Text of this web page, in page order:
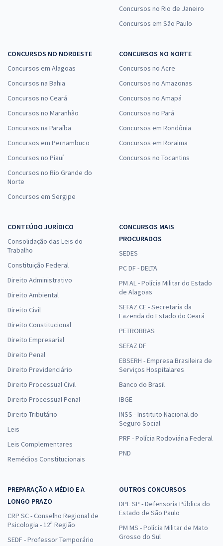
Concursos no Rio de Janeiro
Concursos em São Paulo
CONCURSOS NO NORDESTE
Concursos em Alagoas
Concursos na Bahia
Concursos no Ceará
Concursos no Maranhão
Concursos na Paraíba
Concursos em Pernambuco
Concursos no Piauí
Concursos no Rio Grande do
Norte
Concursos em Sergipe
CONCURSOS NO NORTE
Concursos no Acre
Concursos no Amazonas
Concursos no Amapá
Concursos no Pará
Concursos em Rondônia
Concursos em Roraima
Concursos no Tocantins
CONTEÚDO JURÍDICO
Consolidação das Leis do
Trabalho
Constituição Federal
Direito Administrativo
Direito Ambiental
Direito Civil
Direito Constitucional
Direito Empresarial
Direito Penal
Direito Previdenciário
Direito Processual Civil
Direito Processual Penal
Direito Tributário
Leis
Leis Complementares
Remédios Constitucionais
CONCURSOS MAIS
PROCURADOS
SEDES
PC DF - DELTA
PM AL - Polícia Militar do Estado
de Alagoas
SEFAZ CE - Secretaria da
Fazenda do Estado do Ceará
PETROBRAS
SEFAZ DF
EBSERH - Empresa Brasileira de
Serviços Hospitalares
Banco do Brasil
IBGE
INSS - Instituto Nacional do
Seguro Social
PRF - Polícia Rodoviária Federal
PND
PREPARAÇÃO A MÉDIO E A
LONGO PRAZO
CRP SC - Conselho Regional de
Psicologia - 12ª Região
SEDF - Professor Temporário
OUTROS CONCURSOS
DPE SP - Defensoria Pública do
Estado de São Paulo
PM MS - Polícia Militar de Mato
Grosso do Sul